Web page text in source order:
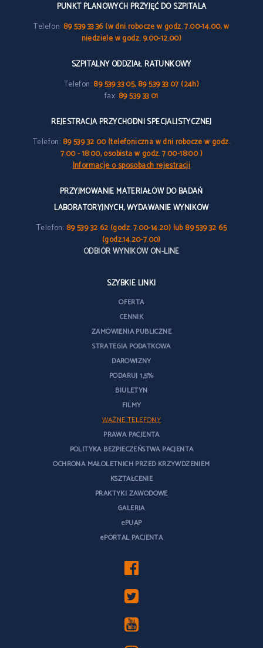
PUNKT PLANOWYCH PRZYJĘĆ DO SZPITALA
Telefon: 89 539 33 36 (w dni robocze w godz. 7.00-14.00, w
niedziele w godz. 9.00-12.00)
SZPITALNY ODDZIAŁ RATUNKOWY
Telefon:89 539 33 05, 89 539 33 07 (24h)
fax: 89 539 33 01
REJESTRACJA PRZYCHODNI SPECJALISTYCZNEJ
Telefon: 89 539 32 00 (telefoniczna w dni robocze w godz.
7:00 - 18:00, osobista w godz. 7:00-18:00 )
Informacje o sposobach rejestracji
PRZYJMOWANIE MATERIAŁÓW DO BADAŃ
LABORATORYJNYCH, WYDAWANIE WYNIKÓW
Telefon: 89 539 32 62 (godz. 7.00-14.20) lub 89 539 32 65
(godz.14.20-7.00)
ODBIÓR WYNIKÓW ON-LINE
SZYBKIE LINKI
OFERTA
CENNIK
ZAMÓWIENIA PUBLICZNE
STRATEGIA PODATKOWA
DAROWIZNY
PODARUJ 1,5%
BIULETYN
FILMY
WAŻNE TELEFONY
PRAWA PACJENTA
POLITYKA BEZPIECZEŃSTWA PACJENTA
OCHRONA MAŁOLETNICH PRZED KRZYWDZENIEM
KSZTAŁCENIE
PRAKTYKI ZAWODOWE
GALERIA
ePUAP
ePORTAL PACJENTA